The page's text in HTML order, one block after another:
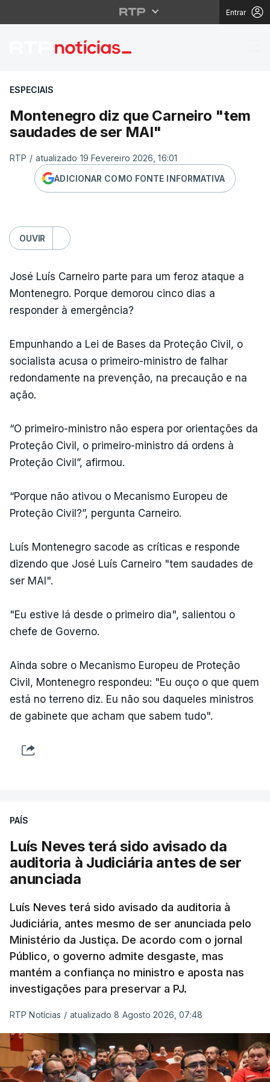
Entrar
Montenegro diz que
ESPECIAIS
Montenegro diz que Carneiro "tem
saudades de ser MAI"
RTP / atualizado 19 Fevereiro 2026, 16:01
ADICIONAR COMO FONTE INFORMATIVA
OUVIR
José Luís Carneiro parte para um feroz ataque a
Montenegro. Porque demorou cinco dias a
responder à emergência?
Empunhando a Lei de Bases da Proteção Civil, o
socialista acusa o primeiro-ministro de falhar
redondamente na prevenção, na precaução e na
ação.
“O primeiro-ministro não espera por orientações da
Proteção Civil, o primeiro-ministro dá ordens à
Proteção Civil”, afirmou.
“Porque não ativou o Mecanismo Europeu de
Proteção Civil?”, pergunta Carneiro.
Luís Montenegro sacode as críticas e responde
dizendo que José Luís Carneiro "tem saudades de
ser MAI".
"Eu estive lá desde o primeiro dia", salientou o
chefe de Governo.
Ainda sobre o Mecanismo Europeu de Proteção
Civil, Montenegro respondeu: "Eu ouço o que quem
está no terreno diz. Eu não sou daqueles ministros
de gabinete que acham que sabem tudo".
PAÍS
Luís Neves terá sido avisado da
auditoria à Judiciária antes de ser
anunciada
Luís Neves terá sido avisado da auditoria à
Judiciária, antes mesmo de ser anunciada pelo
Ministério da Justiça. De acordo com o jornal
Público, o governo admite desgaste, mas
mantém a confiança no ministro e aposta nas
investigações para preservar a PJ.
RTP Notícias / atualizado 8 Agosto 2026, 07:48